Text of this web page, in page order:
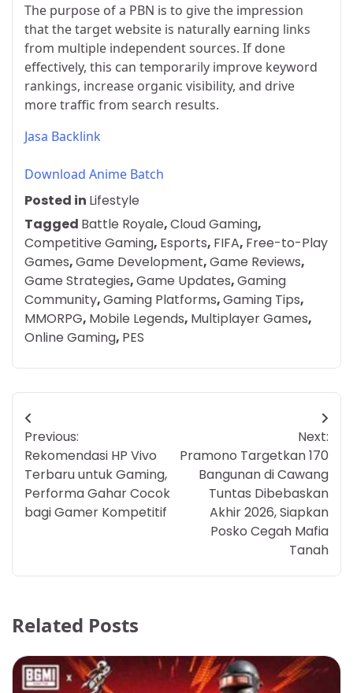
The purpose of a PBN is to give the impression
that the target website is naturally earning links
from multiple independent sources. If done
effectively, this can temporarily improve keyword
rankings, increase organic visibility, and drive
more traffic from search results.
Jasa Backlink
Download Anime Batch
Posted in Lifestyle
Tagged Battle Royale,Cloud Gaming,
Competitive Gaming, Esports, FIFA, Free-to-Play
Games,Game Development,Game Reviews,
Game Strategies,Game Updates,Gaming
Community,Gaming Platforms,Gaming Tips,
MMORPG, Mobile Legends, Multiplayer Games,
Online Gaming, PES
Post
navigation
Previous:
Rekomendasi HP Vivo
Terbaru untuk Gaming,
Performa Gahar Cocok
bagi Gamer Kompetitif
Next:
Pramono Targetkan 170
Bangunan di Cawang
Tuntas Dibebaskan
Akhir 2026, Siapkan
Posko Cegah Mafia
Tanah
Related Posts